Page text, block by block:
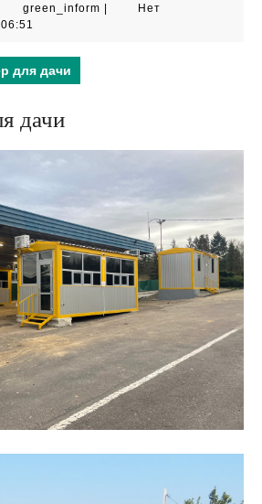
green_informgreen_inform
Нет
06:51
для дачи
дачи